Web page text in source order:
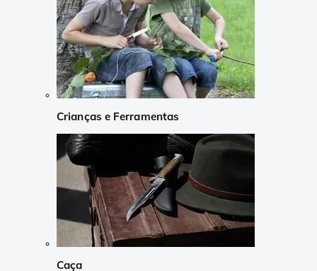
Crianças e Ferramentas
Caça